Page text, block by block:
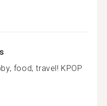
food, travel! KPOP